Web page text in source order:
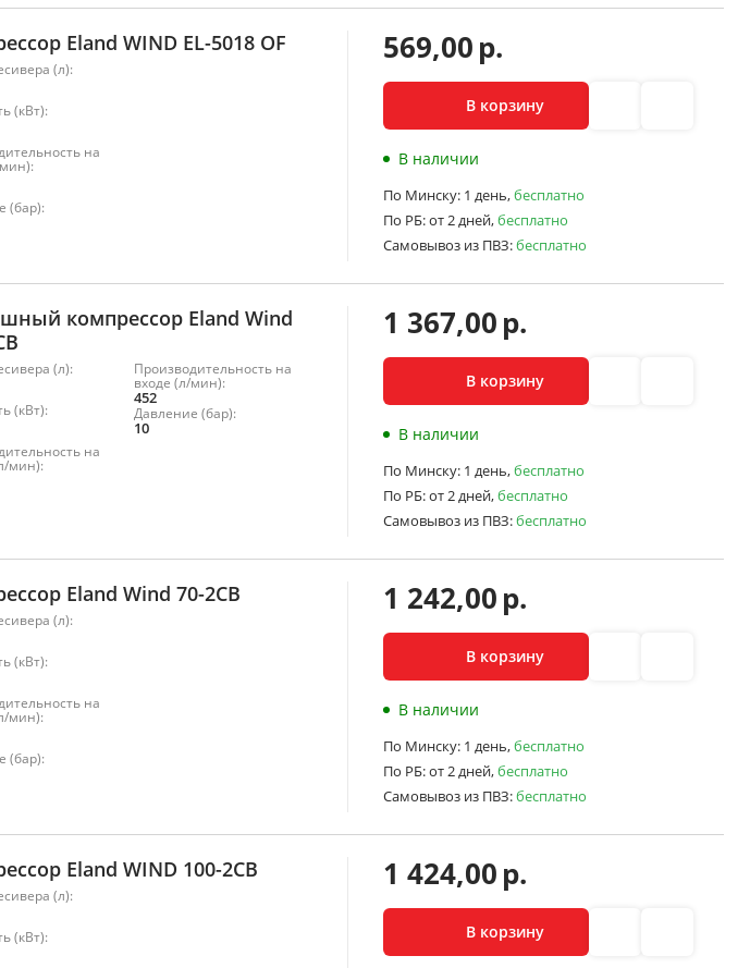
Eland WIND EL-5018 OF
(л):
(кВт):
на
(бар):
569,00р.
В корзину
В наличии
По Минску: 1 день,бесплатно
По РБ:от 2 дней,бесплатно
Самовывоз из ПВЗ:бесплатно
компрессор Eland Wind
(л):
(кВт):
на
мин):
Производительность на
входе (л/мин):
452
Давление (бар):
10
1 367,00р.
В корзину
В наличии
По Минску: 1 день,бесплатно
По РБ:от 2 дней,бесплатно
Самовывоз из ПВЗ:бесплатно
Eland Wind 70-2CB
(л):
(кВт):
на
мин):
(бар):
1 242,00р.
В корзину
В наличии
По Минску: 1 день,бесплатно
По РБ:от 2 дней,бесплатно
Самовывоз из ПВЗ:бесплатно
Eland WIND 100-2CB
(л):
(кВт):
1 424,00р.
В корзину